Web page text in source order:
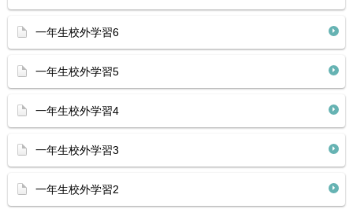
一年生校外学習6
一年生校外学習5
一年生校外学習4
一年生校外学習3
一年生校外学習2